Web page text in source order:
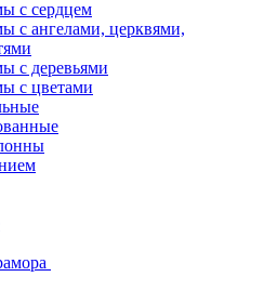
с сердцем
с ангелами, церквями,
с деревьями
с цветами